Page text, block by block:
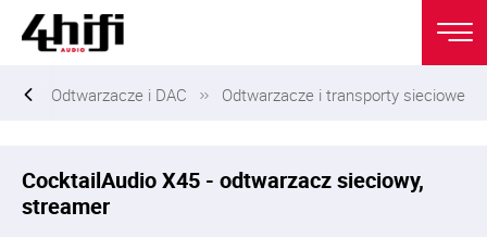
Odtwarzacze i DAC Odtwarzacze i transporty sieciowe
CocktailAudio X45 - odtwarzacz sieciowy,
streamer